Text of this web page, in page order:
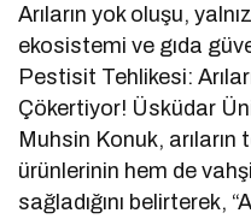
Arıların yok oluşu,
ekosistemi ve gıda
Pestisit Tehlikesi:
Çökertiyor! Üsküdar
Muhsin Konuk,
ürünlerinin hem de
sağladığını belirterek,